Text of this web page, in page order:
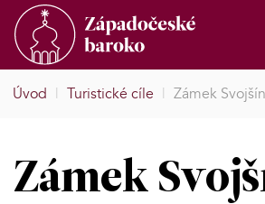
Úvod | Turistické cíle | Zámek Svojšín
Zámek